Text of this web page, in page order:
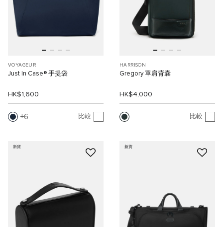
VOYAGEUR
Just In Case® 手提袋
HK$1,600
6 比較
HARRISON
Gregory 單肩背囊
HK$4,000
比較
新貨 新貨